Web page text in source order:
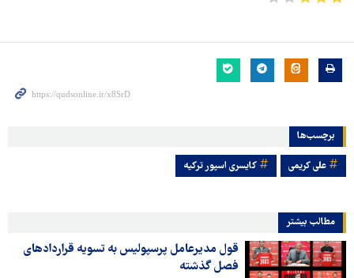
برچسب‌ها
علی کریمی کایسری اسپور ترکیه
مطالب بیشتر
قول مدیرعامل پرسپولیس به تسویه قراردادهای
فصل گذشته